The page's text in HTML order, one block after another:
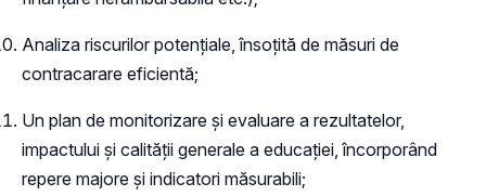
Analiza riscurilor potențiale, însoțită de măsuri de
contracarare eficientă;
Un plan de monitorizare și evaluare a rezultatelor,
impactului și calității generale a educației, încorporând
repere majore și indicatori măsurabili;